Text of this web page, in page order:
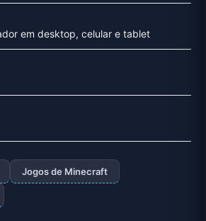
em desktop, celular e tablet
Jogos de Minecraft